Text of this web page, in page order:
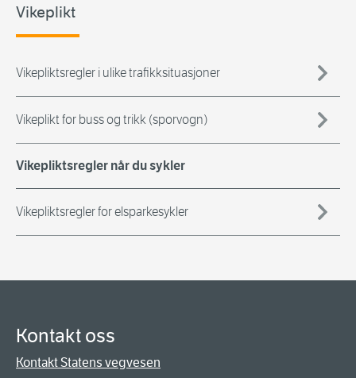
Vikeplikt
Vikepliktsregler i ulike trafikksituasjoner
Vikeplikt for buss og trikk (sporvogn)
Vikepliktsregler når du sykler
Vikepliktsregler for elsparkesykler
Kontakt oss
Kontakt Statens vegvesen